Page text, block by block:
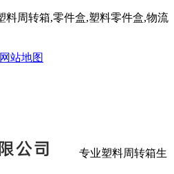
料周转箱,零件盒,塑料零件盒,物流
网站地图
专业塑料周转箱生